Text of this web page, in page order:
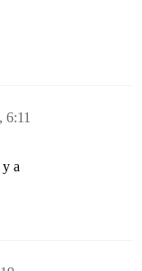
6:11
a